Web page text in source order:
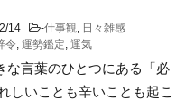
14 -仕事観, 日々雑感
令, 運勢鑑定, 運気
な言葉のひとつにある「必
しいことも辛いことも起こ